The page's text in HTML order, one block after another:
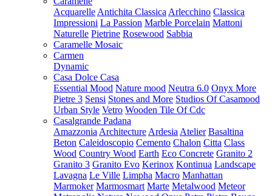
Acquarelle Antichita Classica Arlecchino Classica
Impressioni La Passion Marble Porcelain Mattoni
Naturelle Pietrine Rosewood Sabbia
Caramelle Mosaic
Carmen
Dynamic
Casa Dolce Casa
Essential Mood Nature mood Neutra 6.0 Onyx More
Pietre 3 Sensi Stones and More Studios Of Casamood
Urban Style Vetro Wooden Tile Of Cdc
Casalgrande Padana
Amazzonia Architecture Ardesia Atelier Basaltina
Beton Caleidoscopio Cemento Chalon Citta Class
Wood Country Wood Earth Eco Concrete Granito 2
Granito 3 Granito Evo Kerinox Kontinua Landscape
Lavagna Le Ville Limpha Macro Manhattan
Marmoker Marmosmart Marte Metalwood Meteor